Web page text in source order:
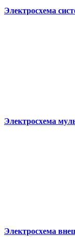
Электросхема
Электросхема
Электросхема